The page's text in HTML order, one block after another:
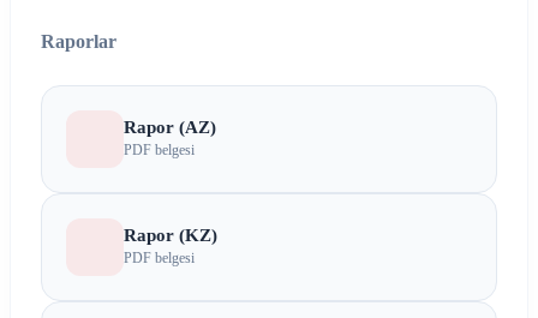
Raporlar
Rapor (AZ)
PDF belgesi
Rapor (KZ)
PDF belgesi